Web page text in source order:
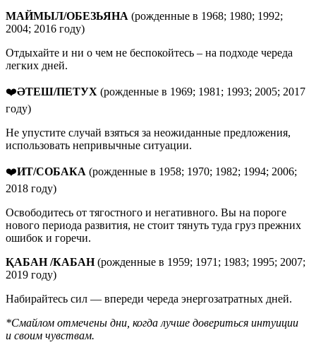
МАЙМЫЛ/ОБЕЗЬЯНА (рожденные в 1968; 1980; 1992;
2004; 2016 году)
Отдыхайте и ни о чем не беспокойтесь – на подходе череда
легких дней.
❤️ӘТЕШ/ПЕТУХ (рожденные в 1969; 1981; 1993; 2005; 2017
году)
Не упустите случай взяться за неожиданные предложения,
использовать непривычные ситуации.
❤️ИТ/СОБАКА (рожденные в 1958; 1970; 1982; 1994; 2006;
2018 году)
Освободитесь от тягостного и негативного. Вы на пороге
нового периода развития, не стоит тянуть туда груз прежних
ошибок и горечи.
ҚАБАН/КАБАН(рожденные в 1959; 1971; 1983; 1995; 2007;
2019 году)
Набирайтесь сил — впереди череда энергозатратных дней.
*Смайлом отмечены дни, когда лучше довериться интуиции
и своим чувствам.